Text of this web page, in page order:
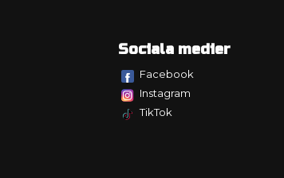
Sociala medier
Facebook
Instagram
TikTok